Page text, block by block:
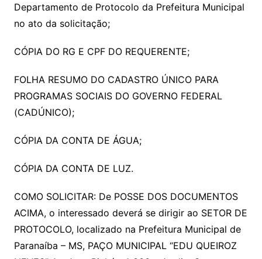
Departamento de Protocolo da Prefeitura Municipal
no ato da solicitação;
CÓPIA DO RG E CPF DO REQUERENTE;
FOLHA RESUMO DO CADASTRO ÚNICO PARA
PROGRAMAS SOCIAIS DO GOVERNO FEDERAL
(CADÚNICO);
CÓPIA DA CONTA DE ÁGUA;
CÓPIA DA CONTA DE LUZ.
COMO SOLICITAR: De POSSE DOS DOCUMENTOS
ACIMA, o interessado deverá se dirigir ao SETOR DE
PROTOCOLO, localizado na Prefeitura Municipal de
Paranaíba – MS, PAÇO MUNICIPAL “EDU QUEIROZ